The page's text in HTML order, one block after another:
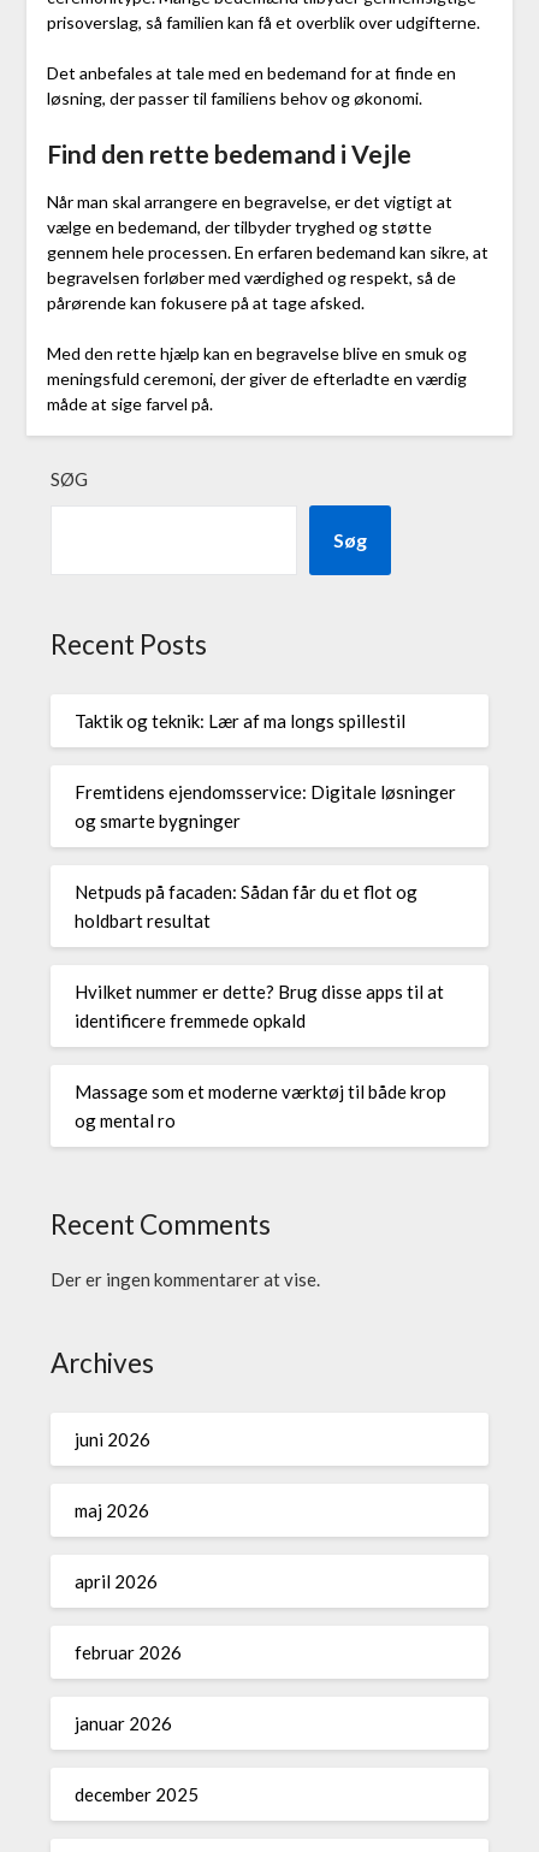
prisoverslag, så familien kan få et overblik over udgifterne.
Det anbefales at tale med en bedemand for at finde en
løsning, der passer til familiens behov og økonomi.
Find den rette bedemand i Vejle
Når man skal arrangere en begravelse, er det vigtigt at
vælge en bedemand, der tilbyder tryghed og støtte
gennem hele processen. En erfaren bedemand kan sikre, at
begravelsen forløber med værdighed og respekt, så de
pårørende kan fokusere på at tage afsked.
Med den rette hjælp kan en begravelse blive en smuk og
meningsfuld ceremoni, der giver de efterladte en værdig
måde at sige farvel på.
SØG
Søg
Recent Posts
Taktik og teknik: Lær af ma longs spillestil
Fremtidens ejendomsservice: Digitale løsninger
og smarte bygninger
Netpuds på facaden: Sådan får du et flot og
holdbart resultat
Hvilket nummer er dette? Brug disse apps til at
identificere fremmede opkald
Massage som et moderne værktøj til både krop
og mental ro
Recent Comments
Der er ingen kommentarer at vise.
Archives
juni 2026
maj 2026
april 2026
februar 2026
januar 2026
december 2025